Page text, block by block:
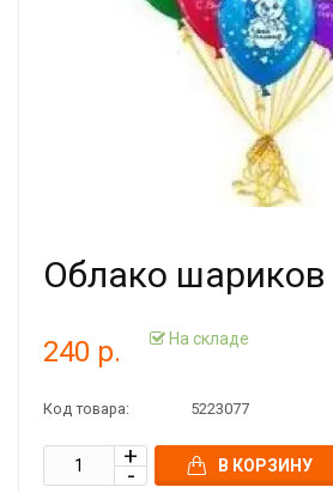
Облако
240 р. На складе
Код товара: 5223077
В КОРЗИНУ